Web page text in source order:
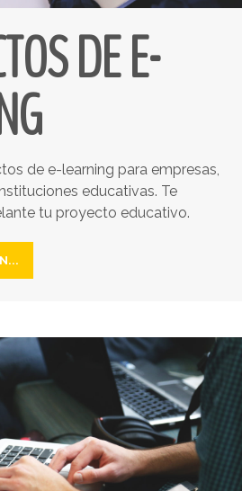
DE E-
de e-learning para empresas,
educativas. Te
tu proyecto educativo.